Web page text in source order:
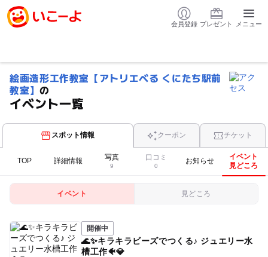
会員登録 プレゼント メニュー
絵画造形工作教室【アトリエべる くにたち駅前
教室】 の
イベント一覧
スポット情報 クーポン チケット
TOP 詳細情報 写真
9
口コミ
0
お知らせ
イベント
見どころ
イベント 見どころ
開催中
🌊✨キラキラビーズでつくる♪ ジュエリー水
槽工作🐠💎